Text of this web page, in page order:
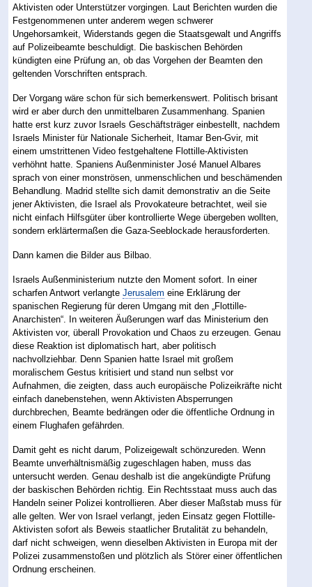
Aktivisten oder Unterstützer vorgingen. Laut Berichten wurden die
Festgenommenen unter anderem wegen schwerer
Ungehorsamkeit, Widerstands gegen die Staatsgewalt und Angriffs
auf Polizeibeamte beschuldigt. Die baskischen Behörden
kündigten eine Prüfung an, ob das Vorgehen der Beamten den
geltenden Vorschriften entsprach.
Der Vorgang wäre schon für sich bemerkenswert. Politisch brisant
wird er aber durch den unmittelbaren Zusammenhang. Spanien
hatte erst kurz zuvor Israels Geschäftsträger einbestellt, nachdem
Israels Minister für Nationale Sicherheit, Itamar Ben-Gvir, mit
einem umstrittenen Video festgehaltene Flottille-Aktivisten
verhöhnt hatte. Spaniens Außenminister José Manuel Albares
sprach von einer monströsen, unmenschlichen und beschämenden
Behandlung. Madrid stellte sich damit demonstrativ an die Seite
jener Aktivisten, die Israel als Provokateure betrachtet, weil sie
nicht einfach Hilfsgüter über kontrollierte Wege übergeben wollten,
sondern erklärtermaßen die Gaza-Seeblockade herausforderten.
Dann kamen die Bilder aus Bilbao.
Israels Außenministerium nutzte den Moment sofort. In einer
scharfen Antwort verlangteJerusalem eine Erklärung der
spanischen Regierung für deren Umgang mit den „Flottille-
Anarchisten“. In weiteren Äußerungen warf das Ministerium den
Aktivisten vor, überall Provokation und Chaos zu erzeugen. Genau
diese Reaktion ist diplomatisch hart, aber politisch
nachvollziehbar. Denn Spanien hatte Israel mit großem
moralischem Gestus kritisiert und stand nun selbst vor
Aufnahmen, die zeigten, dass auch europäische Polizeikräfte nicht
einfach danebenstehen, wenn Aktivisten Absperrungen
durchbrechen, Beamte bedrängen oder die öffentliche Ordnung in
einem Flughafen gefährden.
Damit geht es nicht darum, Polizeigewalt schönzureden. Wenn
Beamte unverhältnismäßig zugeschlagen haben, muss das
untersucht werden. Genau deshalb ist die angekündigte Prüfung
der baskischen Behörden richtig. Ein Rechtsstaat muss auch das
Handeln seiner Polizei kontrollieren. Aber dieser Maßstab muss für
alle gelten. Wer von Israel verlangt, jeden Einsatz gegen Flottille-
Aktivisten sofort als Beweis staatlicher Brutalität zu behandeln,
darf nicht schweigen, wenn dieselben Aktivisten in Europa mit der
Polizei zusammenstoßen und plötzlich als Störer einer öffentlichen
Ordnung erscheinen.